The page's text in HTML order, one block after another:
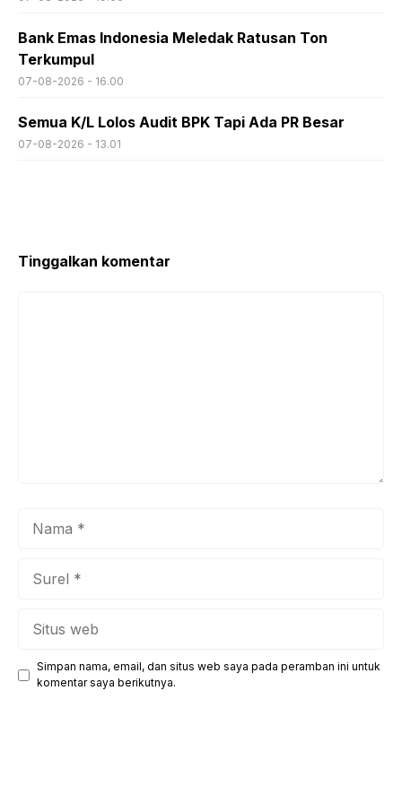
Bank Emas Indonesia Meledak Ratusan Ton
Terkumpul
07-08-2026 - 16.00
Semua K/L Lolos Audit BPK Tapi Ada PR Besar
07-08-2026 - 13.01
Tinggalkan komentar
Simpan nama, email, dan situs web saya pada peramban ini untuk
komentar saya berikutnya.